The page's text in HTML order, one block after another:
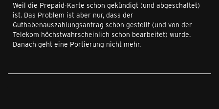
Weil die Prepaid-Karte schon gekündigt (und abgeschaltet)
ist. Das Problem ist aber nur, dass der
Guthabenauszahlungsantrag schon gestellt (und von der
Telekom höchstwahrscheinlich schon bearbeitet) wurde.
Danach geht eine Portierung nicht mehr.